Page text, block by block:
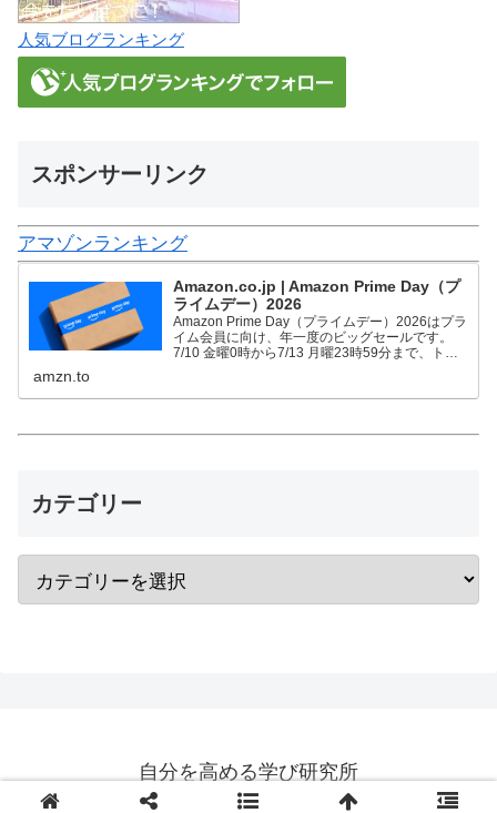
人気ブログランキング
スポンサーリンク
アマゾンランキング
Amazon.co.jp | Amazon Prime Day（プ
ライムデー）2026
Amazon Prime Day（プライムデー）2026はプラ
イム会員に向け、年一度のビッグセールです。
7/10 金曜0時から7/13 月曜23時59分まで、トッ
amzn.to
カテゴリー
自分を高める学び研究所
© 2018-2026 自分を高める学び研究所.